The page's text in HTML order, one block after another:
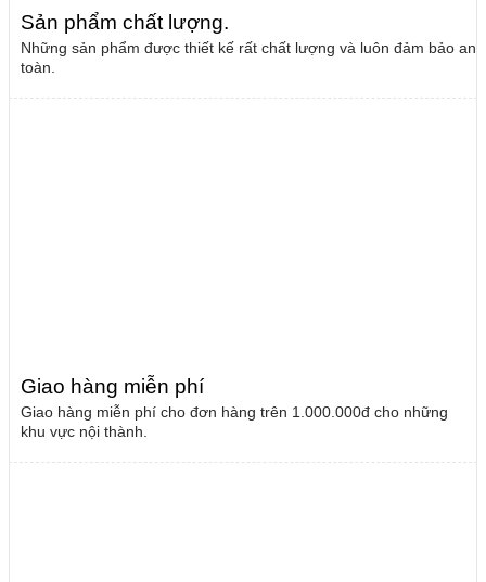
Sản phẩm chất lượng.
Những sản phẩm được thiết kế rất chất lượng và luôn đảm bảo an
toàn.
Giao hàng miễn phí
Giao hàng miễn phí cho đơn hàng trên 1.000.000đ cho những
khu vực nội thành.